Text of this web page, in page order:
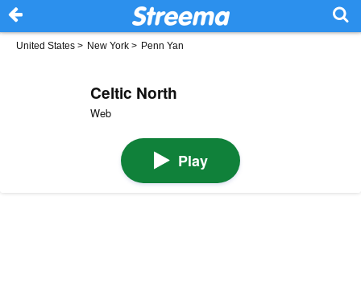
United States > New York > Penn Yan
Celtic North
Web
Play